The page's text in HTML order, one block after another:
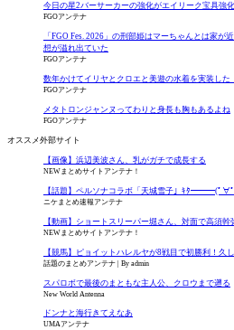
今日の星2バーサーカーの強化がエイリーク宝具強
FGOアンテナ
「FGO Fes. 2026」の刑部姫はマーちゃんとは家
想が溢れ出ていた
FGOアンテナ
数年かけてイリヤとクロエと美遊の水着を実装した
FGOアンテナ
メタトロンジャンヌってわりと身長も胸もあるよね
FGOアンテナ
オススメ外部サイト
【画像】浜辺美波さん、乳がガチで成長する
NEWまとめサイトアンテナ！
【話題】ペルソナコラボ「天城雪子」ｷﾀ━━━(
ニケまとめ速報アンテナ
【動画】ショートスリーパー堀さん、対面で高須幹
NEWまとめサイトアンテナ！
【競馬】ピョイットハレルヤが8戦目で初勝利！久
話題のまとめアンテナ By admin
スパロボで最後のまともな主人公、クロウまで遡る
New World Antenna
ドンナと海行きてえなあ
UMAアンテナ